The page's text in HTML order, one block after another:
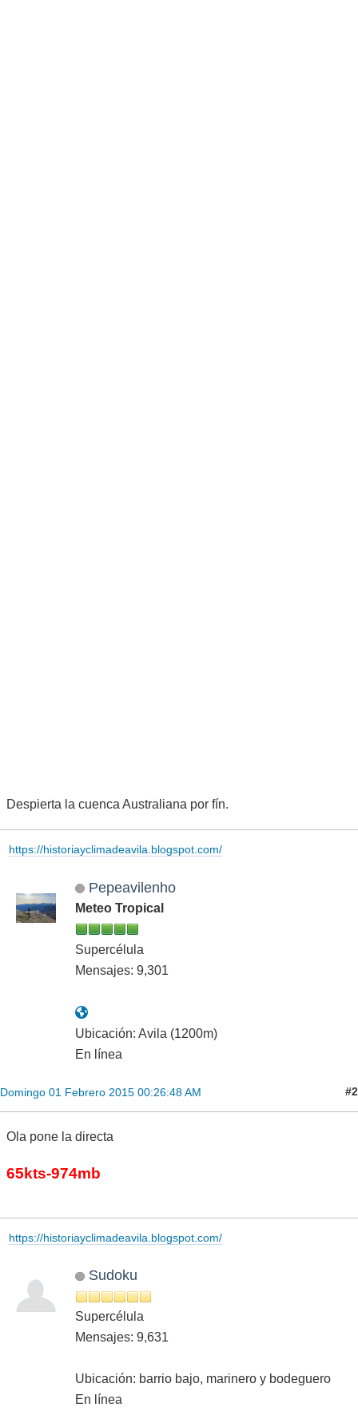
Despierta la cuenca Australiana por fín.
https://historiayclimadeavila.blogspot.com/
Pepeavilenho
Meteo Tropical
Supercélula
Mensajes: 9,301
Ubicación: Avila (1200m)
En línea
Domingo 01 Febrero 2015 00:26:48 AM #2
Ola pone la directa
65kts-974mb
https://historiayclimadeavila.blogspot.com/
Sudoku
Supercélula
Mensajes: 9,631
Ubicación: barrio bajo, marinero y bodeguero
En línea